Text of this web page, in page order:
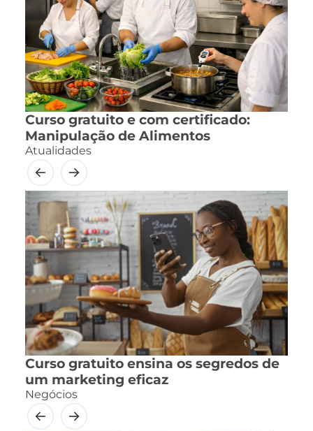
Curso gratuito e com certificado:
Manipulação de Alimentos
Atualidades
Curso gratuito ensina os segredos de
um marketing eficaz
Negócios